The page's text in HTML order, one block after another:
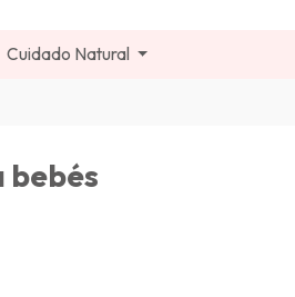
Cuidado Natural